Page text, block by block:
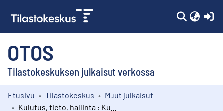
OTOS
Tilastokeskuksen julkaisut verkossa
Kokoelmat
Etusivu Tilastokeskus
Muut julkaisut